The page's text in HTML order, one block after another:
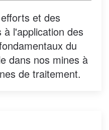
et des
l'application des
du
dans nos mines à
de traitement.